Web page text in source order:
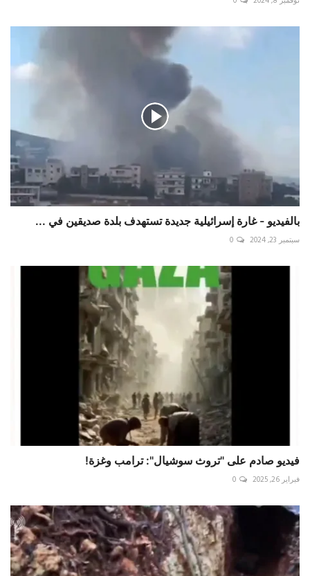
بالفيديو - غارة إسرائيلية جديدة تستهدف بلدة ‎صديقين في ...
سبتمبر 23, 2024 0
فيديو صادم على "تروث سوشيال": ترامب وغزة!
فبراير 26, 2025 0